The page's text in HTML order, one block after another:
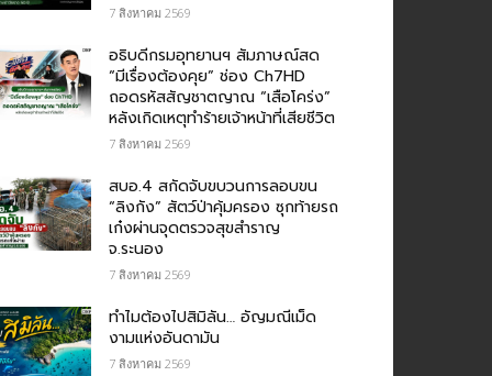
7 สิงหาคม 2569
อธิบดีกรมอุทยานฯ สัมภาษณ์สด
“มีเรื่องต้องคุย” ช่อง Ch7HD
ถอดรหัสสัญชาตญาณ “เสือโคร่ง”
หลังเกิดเหตุทำร้ายเจ้าหน้าที่เสียชีวิต
7 สิงหาคม 2569
สบอ.4 สกัดจับขบวนการลอบขน
“ลิงกัง” สัตว์ป่าคุ้มครอง ซุกท้ายรถ
เก๋งผ่านจุดตรวจสุขสำราญ
จ.ระนอง
7 สิงหาคม 2569
ทำไมต้องไปสิมิลัน… อัญมณีเม็ด
งามแห่งอันดามัน
7 สิงหาคม 2569